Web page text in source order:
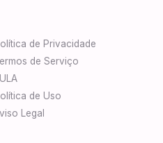
de Privacidade
de Serviço
de Uso
Legal
Digite uma
microfone para